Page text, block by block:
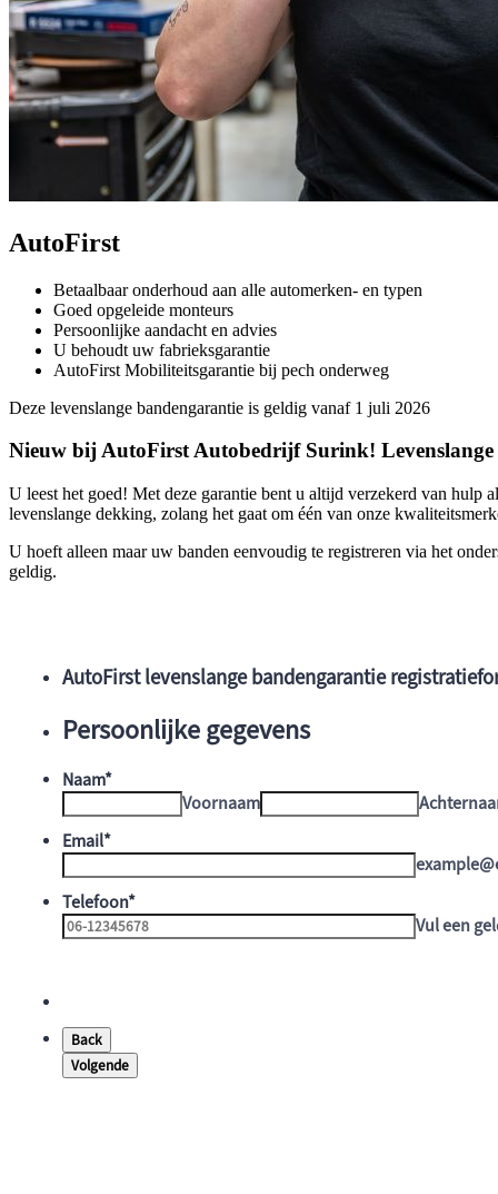
AutoFirst
Betaalbaar onderhoud aan alle automerken- en typen
Goed opgeleide monteurs
Persoonlijke aandacht en advies
U behoudt uw fabrieksgarantie
AutoFirst Mobiliteitsgarantie bij pech onderweg
Deze levenslange bandengarantie is geldig vanaf 1 juli 2026
Nieuw bij AutoFirst Autobedrijf Surink!
U leest het goed! Met deze garantie bent u altijd verzekerd van hulp
levenslange dekking, zolang het gaat om één van onze
U hoeft alleen maar uw banden eenvoudig te registreren via het
geldig.